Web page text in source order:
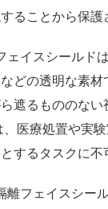
ることから保護
ェイスシールド
どの透明な素材
遮るもののない
医療処置や実験
するタスクに不
離フェイスシー